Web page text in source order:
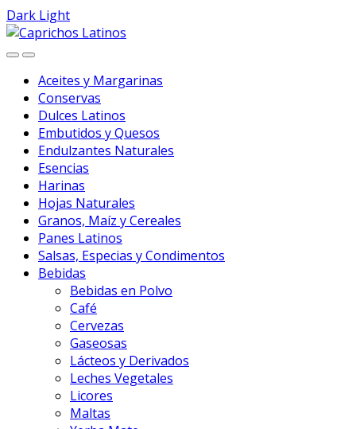
Dark Light
Skip
to
Skip
to
Aceites y Margarinas
Conservas
Dulces Latinos
Embutidos y Quesos
Endulzantes Naturales
Esencias
Harinas
Hojas Naturales
Granos, Maíz y Cereales
Panes Latinos
Salsas, Especias y Condimentos
Bebidas
Bebidas en Polvo
Café
Cervezas
Gaseosas
Lácteos y Derivados
Leches Vegetales
Licores
Maltas